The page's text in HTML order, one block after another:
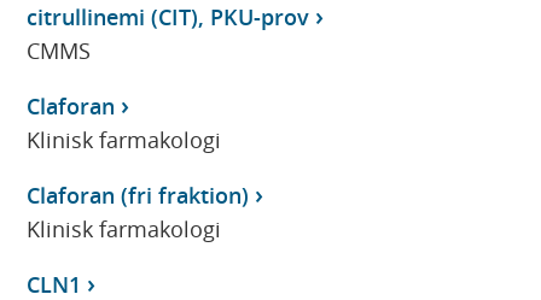
citrullinemi (CIT), PKU-prov
CMMS
Claforan
Klinisk farmakologi
Claforan (fri fraktion)
Klinisk farmakologi
CLN1